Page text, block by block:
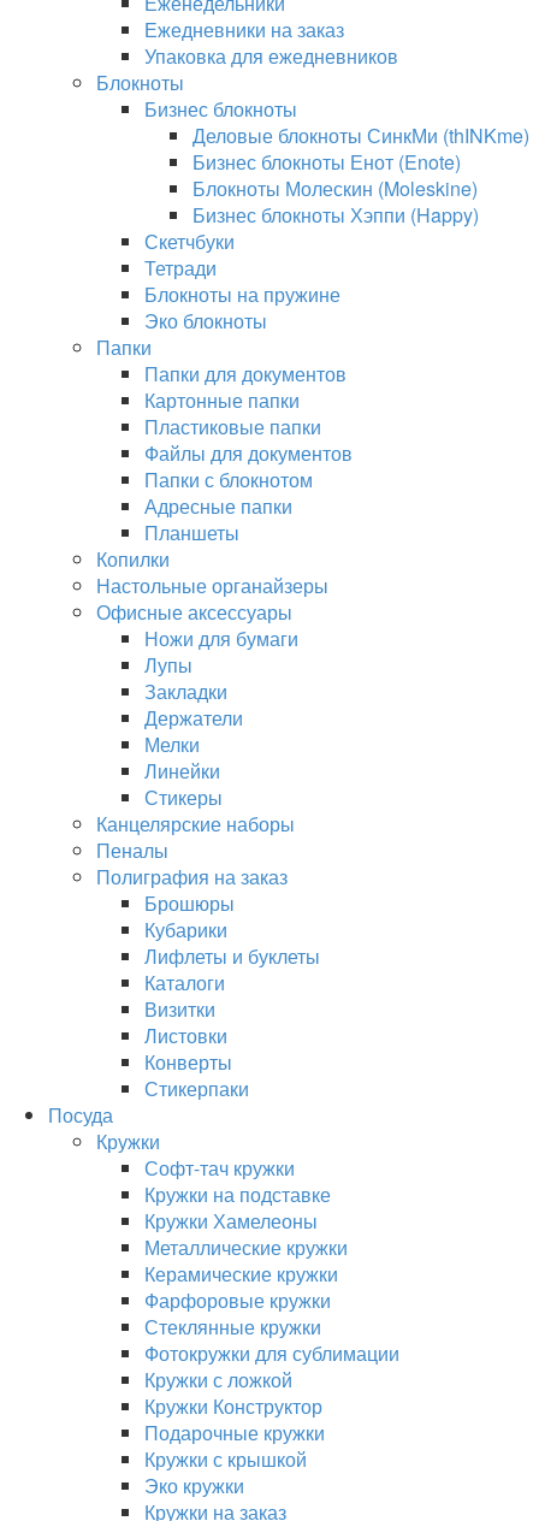
Ежедневники на заказ
Упаковка для ежедневников
Блокноты
Бизнес блокноты
Деловые блокноты СинкМи (thINKme)
Бизнес блокноты Енот (Enote)
Блокноты Молескин (Moleskine)
Бизнес блокноты Хэппи (Happy)
Скетчбуки
Тетради
Блокноты на пружине
Эко блокноты
Папки
Папки для документов
Картонные папки
Пластиковые папки
Файлы для документов
Папки с блокнотом
Адресные папки
Планшеты
Копилки
Настольные органайзеры
Офисные аксессуары
Ножи для бумаги
Лупы
Закладки
Держатели
Мелки
Линейки
Стикеры
Канцелярские наборы
Пеналы
Полиграфия на заказ
Брошюры
Кубарики
Лифлеты и буклеты
Каталоги
Визитки
Листовки
Конверты
Стикерпаки
Посуда
Кружки
Софт-тач кружки
Кружки на подставке
Кружки Хамелеоны
Металлические кружки
Керамические кружки
Фарфоровые кружки
Стеклянные кружки
Фотокружки для сублимации
Кружки с ложкой
Кружки Конструктор
Подарочные кружки
Кружки с крышкой
Эко кружки
Кружки на заказ